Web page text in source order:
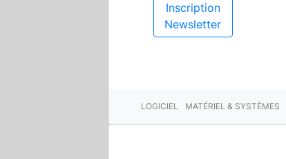
Inscription
Newsletter
LOGICIEL MATÉRIEL & SYSTÈMES